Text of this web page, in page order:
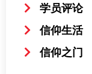
学员评论
信仰生活
信仰之门